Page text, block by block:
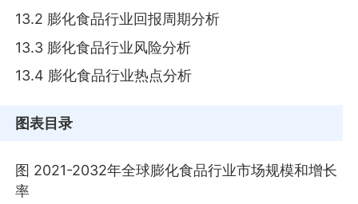
13.2 膨化食品行业回报周期分析
13.3 膨化食品行业风险分析
13.4 膨化食品行业热点分析
图表目录
图 2021-2032年全球膨化食品行业市场规模和增长
率